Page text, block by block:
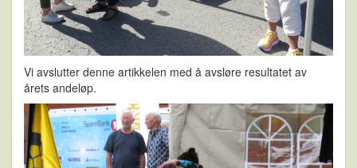
Vi avslutter denne artikkelen med å avsløre resultatet av
årets andeløp.